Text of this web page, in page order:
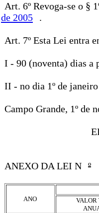
Art. 6º Revoga-se o §
de 2005
.
Art. 7º Esta Lei entra
I - 90 (noventa) dias a
II - no dia 1º de
Campo Grande, 1º de
ANEXO DA LEI N º
ANO
VALOR